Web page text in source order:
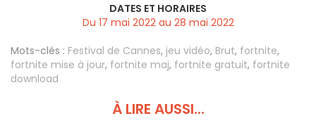
DATES ET HORAIRES
Du 17 mai 2022 au 28 mai 2022
Mots-clés : Festival de Cannes, jeu vidéo, Brut, fortnite,
fortnite mise à jour, fortnite maj, fortnite gratuit, fortnite
download
À LIRE AUSSI...